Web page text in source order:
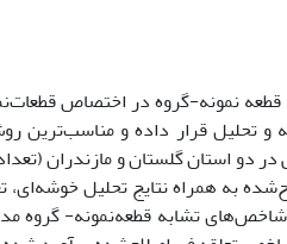
نمونه-گروه در اختصاص
تحلیل قرار داده و مناسب‌ترین
تشابه قطعه‌نمونه- گروه